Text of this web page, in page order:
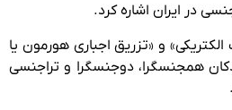
در ایران اشاره کرد.
و «تزریق اجباری هورمون یا
همجنسگرا، دوجنسگرا و تراجنسی